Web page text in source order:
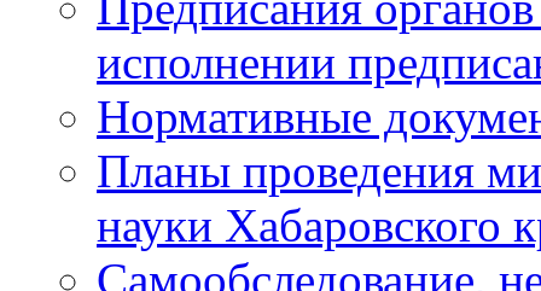
исполнении
Нормативные
Планы проведения
науки Хабаровского
Самообследование,